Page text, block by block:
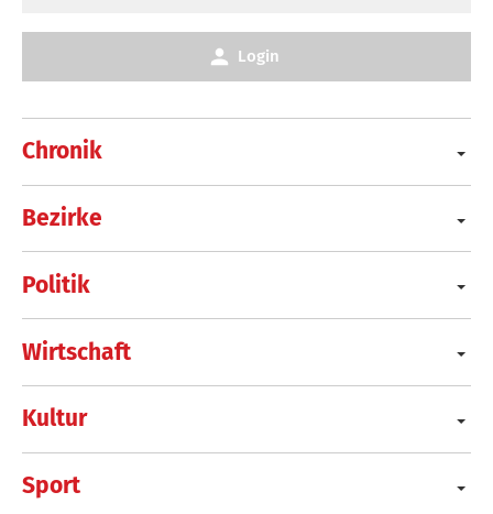
Chronik
Bezirke
Politik
Wirtschaft
Kultur
Sport
Login